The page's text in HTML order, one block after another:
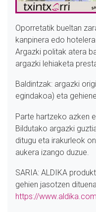
Oporretatik bueltan
kanpinera edo
Argazki politak atera
argazki lehiaketa
Baldintzak: argazki
egindakoa) eta
Parte hartzeko azken
Bildutako argazki
ditugu eta irakurleok
aukera izango duzue.
SARIA: ALDIKA
gehien jasotzen
https://